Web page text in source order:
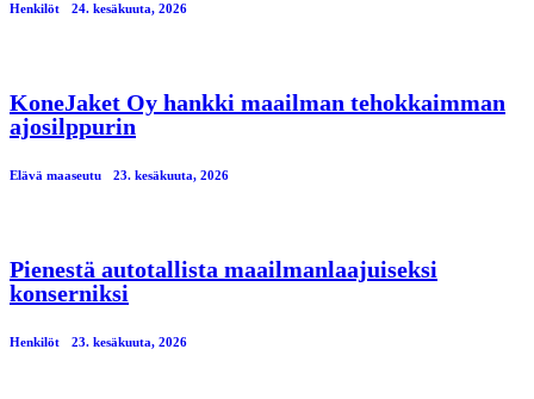
Henkilöt 24. kesäkuuta, 2026
KoneJaket Oy hankki maailman tehokkaimman
ajosilppurin
Elävä maaseutu 23. kesäkuuta, 2026
Pienestä autotallista maailmanlaajuiseksi
konserniksi
Henkilöt 23. kesäkuuta, 2026